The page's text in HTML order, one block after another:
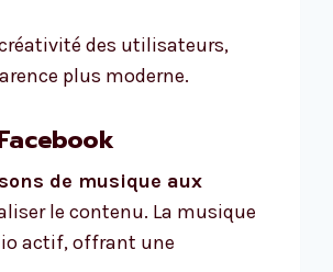
des utilisateurs,
plus moderne.
de musique aux
le contenu. La musique
actif, offrant une